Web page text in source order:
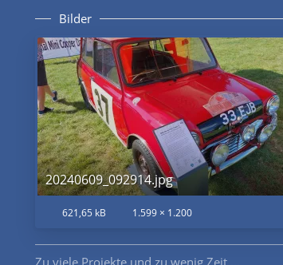
Bilder
20240609_092914.jpg
621,65 kB 1.599 × 1.200
Zu viele Projekte und zu wenig Zeit ...